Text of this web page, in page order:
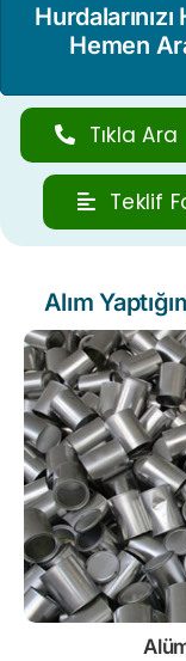
Hemen
Tıkla Ara
Teklif
Alım